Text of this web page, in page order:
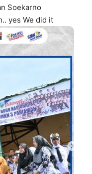
Soekarno
yes We did it